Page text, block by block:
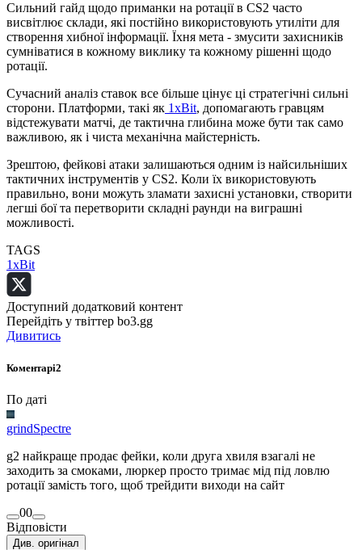
Сильний гайд щодо приманки на ротації в CS2 часто
висвітлює склади, які постійно використовують утиліти для
створення хибної інформації. Їхня мета - змусити захисників
сумніватися в кожному виклику та кожному рішенні щодо
ротації.
Сучасний аналіз ставок все більше цінує ці стратегічні сильні
сторони. Платформи, такі як 1xBit, допомагають гравцям
відстежувати матчі, де тактична глибина може бути так само
важливою, як і чиста механічна майстерність.
Зрештою, фейкові атаки залишаються одним із найсильніших
тактичних інструментів у CS2. Коли їх використовують
правильно, вони можуть зламати захисні установки, створити
легші бої та перетворити складні раунди на виграшні
можливості.
TAGS
1xBit
Доступний додатковий контент
Перейдіть у твіттер bo3.gg
Дивитись
Коментарі2
По даті
grindSpectre
g2 найкраще продає фейки, коли друга хвиля взагалі не
заходить за смоками, люркер просто тримає мід під ловлю
ротації замість того, щоб трейдити виходи на сайт
00
Відповісти
Див. оригінал